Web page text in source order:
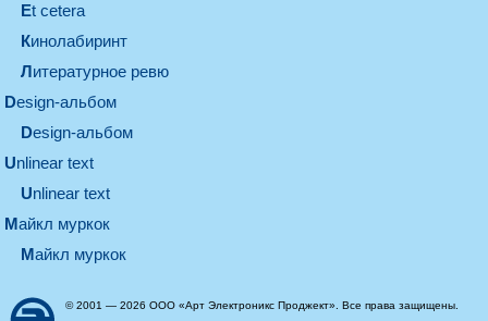
et cetera
кинолабиринт
литературное ревю
design-альбом
design-альбом
unlinear text
Unlinear text
майкл муркок
майкл муркок
© 2001 — 2026 ООО «Арт Электроникс Проджект». Все права защищены.